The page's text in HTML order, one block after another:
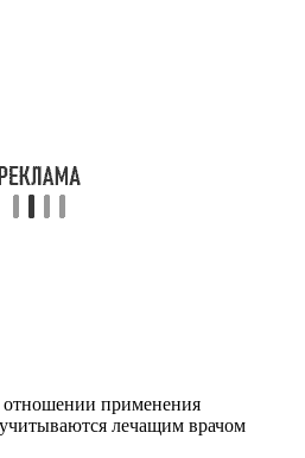
отношении применения
лечащим врачом